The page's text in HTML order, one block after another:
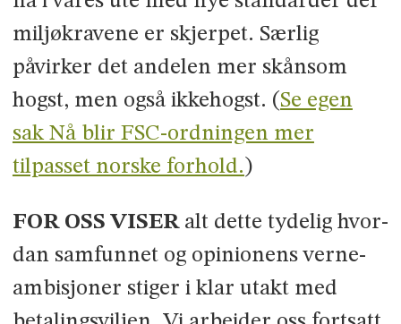
miljøkravene er skjerpet. Særlig
påvirker det andelen mer skånsom
hogst, men også ikke­hogst. (Se egen
sak Nå blir FSC-ordningen mer
tilpasset norske forhold. )
FOR OSS VISERalt dette tydelig hvor­
dan samfunnet og opinionens verne­
ambisjoner stiger i klar utakt med